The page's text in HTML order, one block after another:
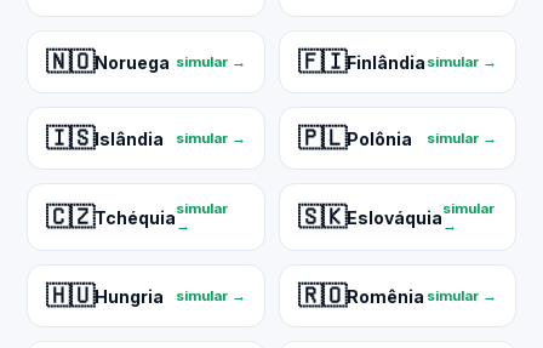
🇳🇴Noruega simular → 🇫🇮Finlândia simular →
🇮🇸Islândia simular → 🇵🇱Polônia simular →
🇨🇿Tchéquiasimular
→
🇸🇰Eslováquiasimular
→
🇭🇺Hungria simular → 🇷🇴Romênia simular →